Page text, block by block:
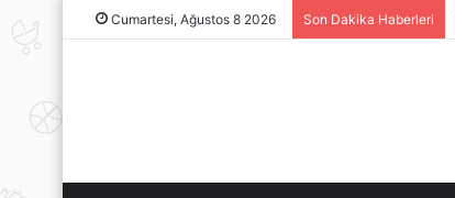
Cumartesi, Ağustos 8 2026 Son Dakika Haberleri